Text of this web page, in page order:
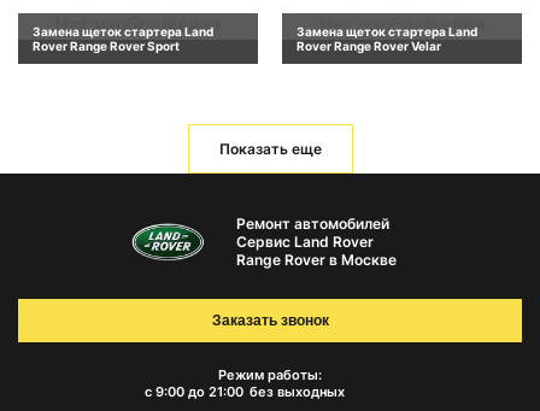
Замена щеток стартера Land
Rover Range Rover Sport
Замена щеток стартера Land
Rover Range Rover Velar
Показать еще
Ремонт автомобилей
Сервис Land Rover
Range Rover в Москве
Режим работы:
с 9:00 до 21:00 без выходных
Заказать звонок